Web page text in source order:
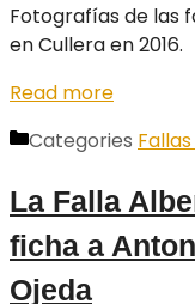
Fotografías de las
en Cullera en 2016.
Read more
Categories Fallas
La Falla
ficha a
Ojeda